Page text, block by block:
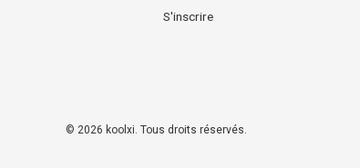
S'inscrire
© 2026 koolxi. Tous droits réservés.